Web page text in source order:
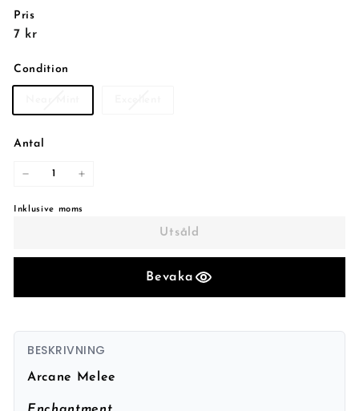
Pris
Reguljärt
7 kr7
Condition
Antal
Inklusive moms
Utsåld
Bevaka
BESKRIVNING
Arcane Melee